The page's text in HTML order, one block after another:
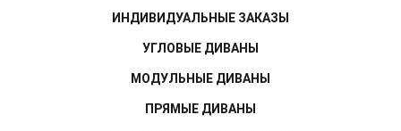
ИНДИВИДУАЛЬНЫЕ ЗАКАЗЫ
УГЛОВЫЕ ДИВАНЫ
МОДУЛЬНЫЕ ДИВАНЫ
ПРЯМЫЕ ДИВАНЫ